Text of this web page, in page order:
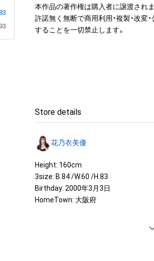
本作品の著作権は購入者に譲渡されま
許諾無く無断で商用利用・複製・改変
することを一切禁止します。
Store details
花乃衣美優
Height: 160cm
3size: B.84 /W.60 /H.83
Birthday: 2000年3月3日
HomeTown: 大阪府